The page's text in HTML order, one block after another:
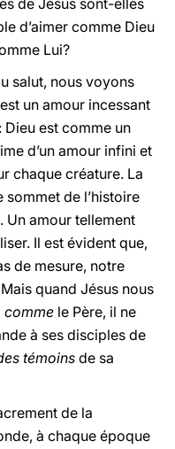
de Jésus sont-elles
d’aimer comme Dieu
Lui?
salut, nous voyons
un amour incessant
est comme un
d’un amour infini et
chaque créature. La
de l’histoire
Un amour tellement
Il est évident que,
de mesure, notre
quand Jésus nous
comme le Père, il ne
à ses disciples de
témoins de sa
de la
à chaque époque